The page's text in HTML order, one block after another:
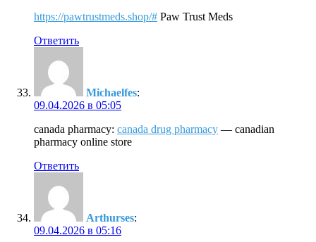
https://pawtrustmeds.shop/# Paw Trust Meds
Ответить
Michaelfes:
09.04.2026 в 05:05
canada pharmacy: canada drug pharmacy — canadian
pharmacy online store
Ответить
Arthurses:
09.04.2026 в 05:16